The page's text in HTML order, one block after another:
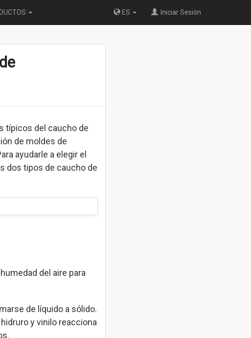
ES Iniciar Sesión
típicos del caucho de
de moldes de
ayudarle a elegir el
dos tipos de caucho de
del aire para
de líquido a sólido.
y vinilo reacciona